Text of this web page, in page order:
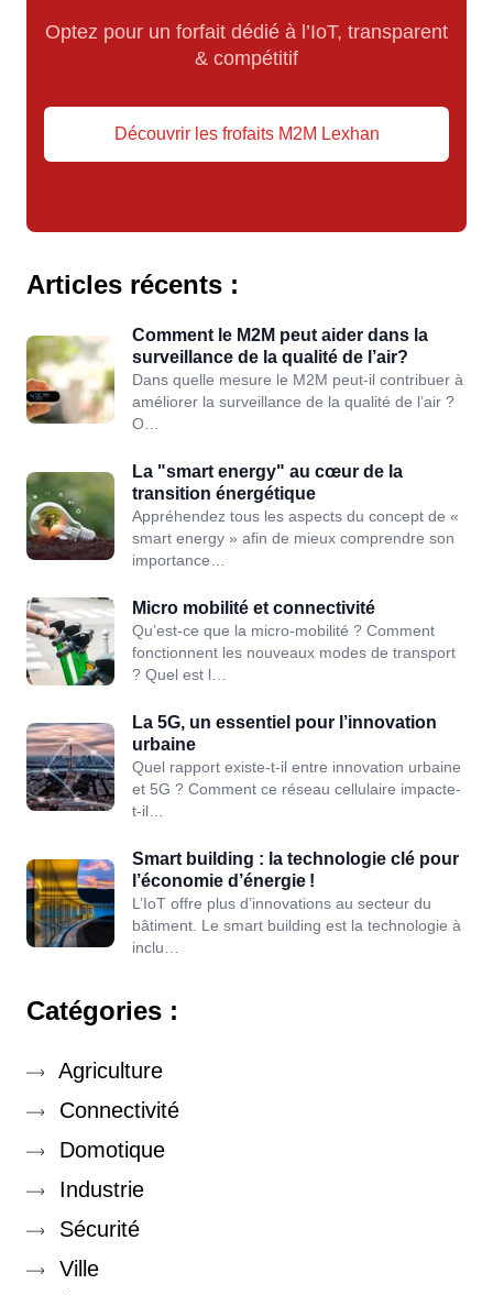
Optez pour un forfait dédié à l’IoT, transparent
& compétitif
Découvrir les frofaits M2M Lexhan
Articles récents :
Comment le M2M peut aider dans la
surveillance de la qualité de l’air?
Dans quelle mesure le M2M peut-il contribuer à
améliorer la surveillance de la qualité de l’air ?
O…
La "smart energy" au cœur de la
transition énergétique
Appréhendez tous les aspects du concept de «
smart energy » afin de mieux comprendre son
importance…
Micro mobilité et connectivité
Qu’est-ce que la micro-mobilité ? Comment
fonctionnent les nouveaux modes de transport
? Quel est l…
La 5G, un essentiel pour l’innovation
urbaine
Quel rapport existe-t-il entre innovation urbaine
et 5G ? Comment ce réseau cellulaire impacte-
t-il…
Smart building : la technologie clé pour
l’économie d’énergie !
L’IoT offre plus d’innovations au secteur du
bâtiment. Le smart building est la technologie à
inclu…
Catégories :
Agriculture
Connectivité
Domotique
Industrie
Sécurité
Ville